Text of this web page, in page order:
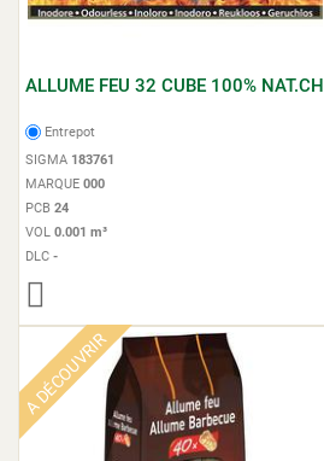
ALLUME FEU 32 CUBE 100% NAT.CH
Entrepot
SIGMA 183761
MARQUE 000
PCB 24
VOL 0.001 m³
DLC -
A DÉCOUVRIR